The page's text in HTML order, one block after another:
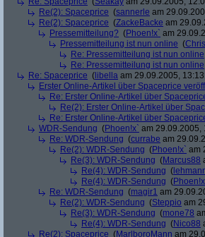
Re(2): Spaceprice (sannerle am
Re(2): Spaceprice (ZackeBacke am
Pressemitteilung? (Phoen!x` am
Pressemitteilung ist nun online (
Re: Pressemitteilung ist nun online
Re: Pressemitteilung ist nun online
Re: Spaceprice ( libella am 29.09.2005,
Erster Online-Artikel über Spaceprice
Re: Erster Online-Artikel über
Re(2): Erster Online-Artikel über
Re: Erster Online-Artikel über
WDR-Sendung (Phoen!x` am 29.09.2005,
Re: WDR-Sendung (currabe am
Re(2): WDR-Sendung (Phoen!x` am
Re(3): WDR-Sendung (Marcus88
Re(4): WDR-Sendung (
Re(4): WDR-Sendung (
Re: WDR-Sendung (magir1 am
Re(2): WDR-Sendung (Steppio am
Re(3): WDR-Sendung (mone78
Re(4): WDR-Sendung (Nico88
Re(2): Spaceprice (MarlboroMann am